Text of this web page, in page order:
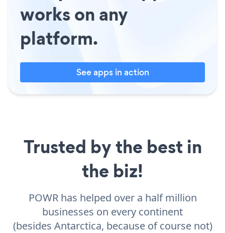
works on any
platform.
See apps in action
Trusted by the best in
the biz!
POWR has helped over a half million
businesses on every continent
(besides Antarctica, because of course not)